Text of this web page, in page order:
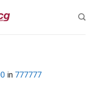
in 777777